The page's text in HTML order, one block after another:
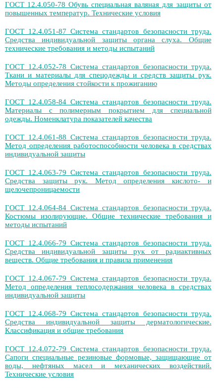
ГОСТ 12.4.050-78 Обувь специальная валяная для защиты от
повышенных температур. Технические условия
ГОСТ 12.4.051-87 Система стандартов безопасности труда.
Средства индивидуальной защиты органа слуха. Общие
технические требования и методы испытаний
ГОСТ 12.4.052-78 Система стандартов безопасности труда.
Ткани и материалы для спецодежды и средств защиты рук.
Методы определения стойкости к прожиганию
ГОСТ 12.4.058-84 Система стандартов безопасности труда.
Материалы с полимерным покрытием для специальной
одежды. Номенклатура показателей качества
ГОСТ 12.4.061-88 Система стандартов безопасности труда.
Метод определения работоспособности человека в средствах
индивидуальной защиты
ГОСТ 12.4.063-79 Система стандартов безопасности труда.
Средства защиты рук. Метод определения кислото- и
щелочепроницаемости
ГОСТ 12.4.064-84 Система стандартов безопасности труда.
Костюмы изолирующие. Общие технические требования и
методы испытаний
ГОСТ 12.4.066-79 Система стандартов безопасности труда.
Средства индивидуальной защиты рук от радиактивных
веществ. Общие требования и правила применения
ГОСТ 12.4.067-79 Система стандартов безопасности труда.
Метод определения теплосодержания человека в средствах
индивидуальной защиты
ГОСТ 12.4.068-79 Система стандартов безопасности труда.
Средства индивидуальной защиты дерматологические.
Классификация и общие требования
ГОСТ 12.4.072-79 Система стандартов безопасности труда.
Сапоги специальные резиновые формовые, защищающие от
воды, нефтяных масел и механических воздействий.
Технические условия